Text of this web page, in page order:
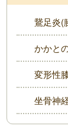
鵞足炎(
かかと
変形性
坐骨神